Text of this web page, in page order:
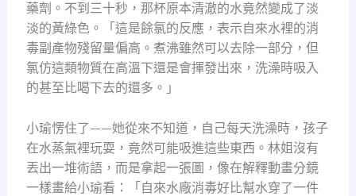
藥劑。不到三十秒，那杯原本清澈的水竟然變成了淡
淡的黃綠色。「這是餘氯的反應，表示自來水裡的消
毒副產物殘留量偏高。煮沸雖然可以去除一部分，但
氯仿這類物質在高溫下還是會揮發出來，洗澡時吸入
的甚至比喝下去的還多。」
小瑜愣住了——她從來不知道，自己每天洗澡時，孩子
在水蒸氣裡玩耍，竟然可能吸進這些東西。林姐沒有
丟出一堆術語，而是拿起一張圖，像在解釋動畫分鏡
一樣畫給小瑜看：「自來水廠消毒好比幫水穿了一件